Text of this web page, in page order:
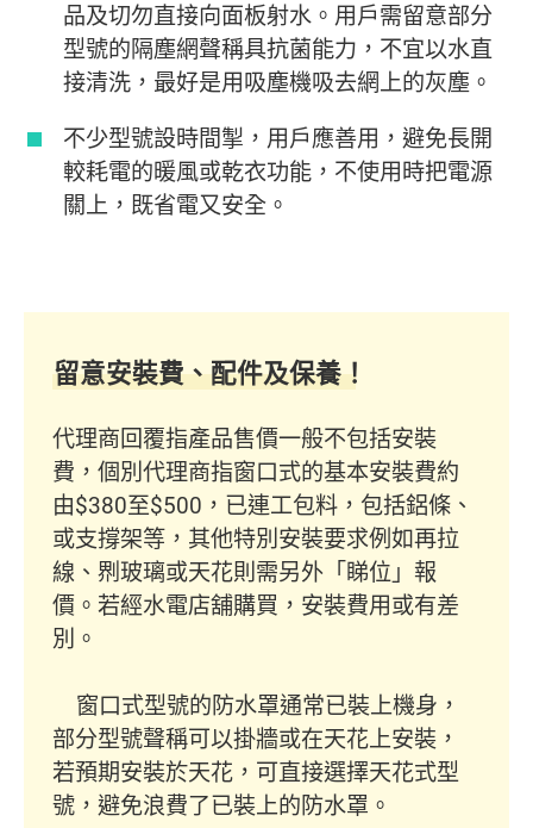
品及切勿直接向面板射水。用戶需留意部分
型號的隔塵網聲稱具抗菌能力，不宜以水直
接清洗，最好是用吸塵機吸去網上的灰塵。
不少型號設時間掣，用戶應善用，避免長開
較耗電的暖風或乾衣功能，不使用時把電源
關上，既省電又安全。
留意安裝費、配件及保養！
代理商回覆指產品售價一般不包括安裝
費，個別代理商指窗口式的基本安裝費約
由$380至$500，已連工包料，包括鋁條、
或支撐架等，其他特別安裝要求例如再拉
線、𠝹玻璃或天花則需另外「睇位」報
價。若經水電店舖購買，安裝費用或有差
別。
窗口式型號的防水罩通常已裝上機身，
部分型號聲稱可以掛牆或在天花上安裝，
若預期安裝於天花，可直接選擇天花式型
號，避免浪費了已裝上的防水罩。